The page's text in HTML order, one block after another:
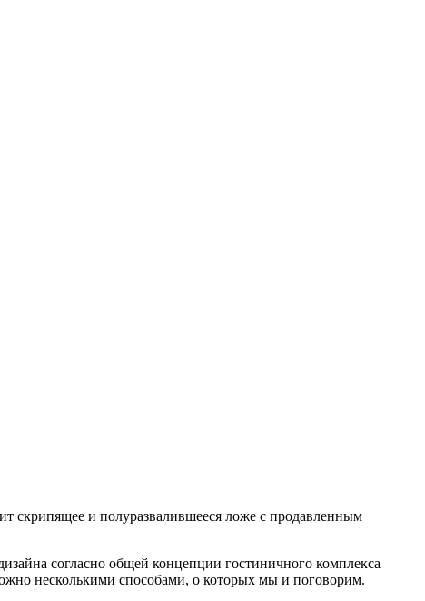
скрипящее и полуразвалившееся ложе с продавленным
согласно общей концепции гостиничного комплекса
несколькими способами, о которых мы и поговорим.